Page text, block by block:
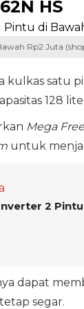
HS
Rp2 Juta
kulkas satu
128
Mega
untuk
2
dapat
segar.